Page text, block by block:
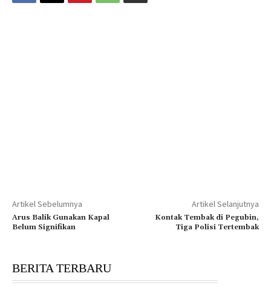
Artikel Sebelumnya
Arus Balik Gunakan Kapal
Belum Signifikan
Artikel Selanjutnya
Kontak Tembak di Pegubin,
Tiga Polisi Tertembak
BERITA TERBARU